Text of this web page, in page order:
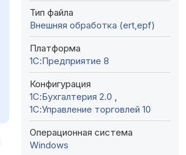
Тип файла
Внешняя обработка (ert,epf)
Платформа
1С:Предприятие 8
Конфигурация
1С:Бухгалтерия 2.0
1С:Управление торговлей 10
Операционная система
Windows